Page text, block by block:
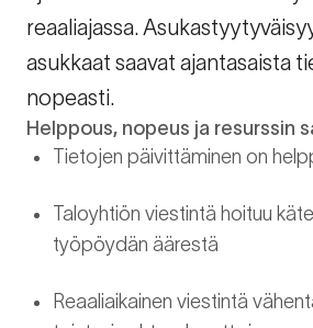
reaaliajassa.
asukkaat saavat ajantasaista
nopeasti.
Helppous, nopeus ja resurssin
Tietojen päivittäminen on
Taloyhtiön viestintä hoituu
työpöydän äärestä
Reaaliaikainen viestintä